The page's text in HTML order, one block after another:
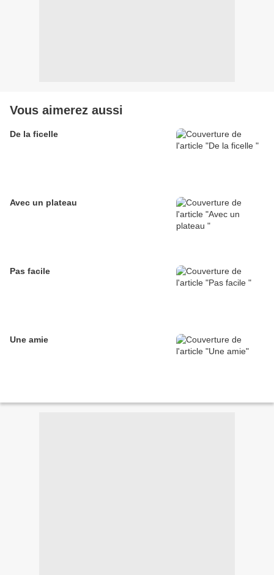
Vous aimerez aussi
De la ficelle
Avec un plateau
Pas facile
Une amie